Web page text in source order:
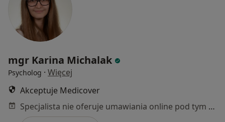
mgr Karina Michalak
Psycholog · Więcej
Akceptuje Medicover
Specjalista nie oferuje umawiania online pod tym adresem.